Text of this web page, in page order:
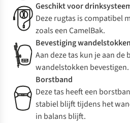
Geschikt voor
Deze rugtas is compatibel
zoals een CamelBak.
Bevestiging
Aan deze tas kun je aan de
wandelstokken bevestigen.
Borstband
Deze tas heeft een
stabiel blijft tijdens het
in balans blijft.